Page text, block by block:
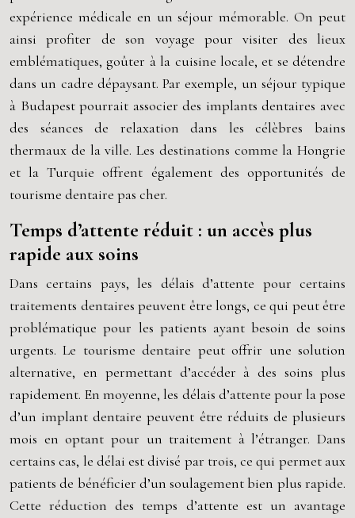
expérience médicale en un séjour mémorable. On peut
ainsi profiter de son voyage pour visiter des lieux
emblématiques, goûter à la cuisine locale, et se détendre
dans un cadre dépaysant. Par exemple, un séjour typique
à Budapest pourrait associer des implants dentaires avec
des séances de relaxation dans les célèbres bains
thermaux de la ville. Les destinations comme la Hongrie
et la Turquie offrent également des opportunités de
tourisme dentaire pas cher.
Temps d’attente réduit : un accès plus
rapide aux soins
Dans certains pays, les délais d’attente pour certains
traitements dentaires peuvent être longs, ce qui peut être
problématique pour les patients ayant besoin de soins
urgents. Le tourisme dentaire peut offrir une solution
alternative, en permettant d’accéder à des soins plus
rapidement. En moyenne, les délais d’attente pour la pose
d’un implant dentaire peuvent être réduits de plusieurs
mois en optant pour un traitement à l’étranger. Dans
certains cas, le délai est divisé par trois, ce qui permet aux
patients de bénéficier d’un soulagement bien plus rapide.
Cette réduction des temps d’attente est un avantage